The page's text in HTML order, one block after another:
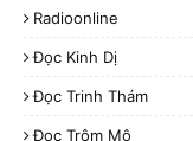
Radioonline
Đọc Kinh Dị
Đọc Trinh Thám
Đọc Trộm Mộ